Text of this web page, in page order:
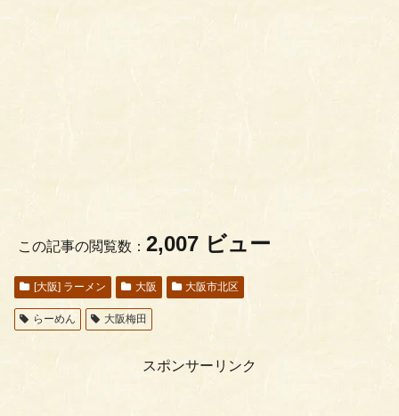
この記事の閲覧数： 2,007 ビュー
[大阪] ラーメン 大阪 大阪市北区
らーめん 大阪梅田
スポンサーリンク